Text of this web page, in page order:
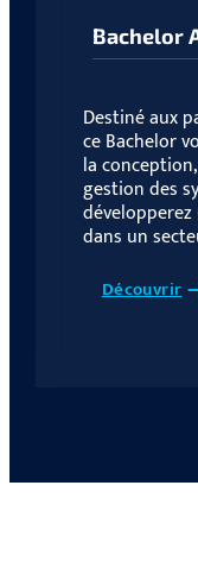
Bachelor
Destiné aux
ce Bachelor
la
gestion des
dans un
Découvrir